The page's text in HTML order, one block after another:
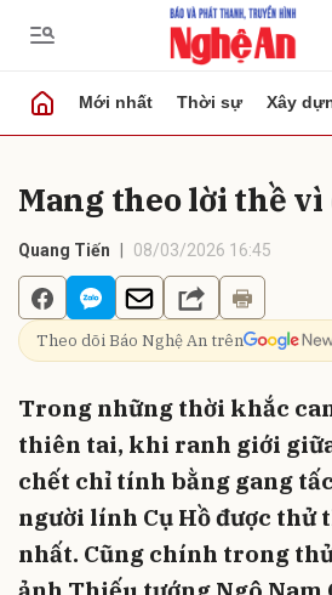
Mới nhất Thời sự Xây
Mang theo lời thề vì
Quang Tiến 08/03/2026 16:45
Theo dõi Báo Nghệ An trên
Trong những thời khắc
thiên tai, khi ranh giới
chết chỉ tính bằng gang
người lính Cụ Hồ được thử
nhất. Cũng chính trong
Gửi bình luận